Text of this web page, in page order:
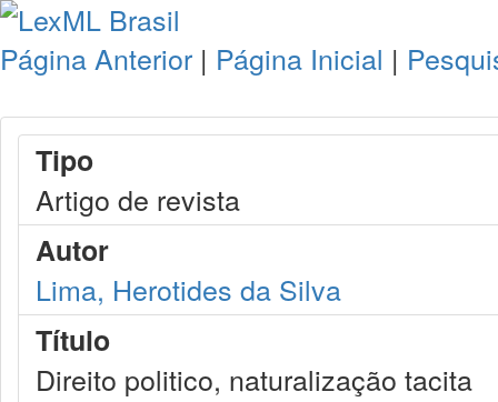
Página Anterior | Página Inicial |
Tipo
Artigo de revista
Autor
Lima, Herotides da Silva
Título
Direito politico, naturalização tacita